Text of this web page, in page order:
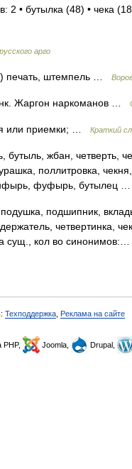
2 • бутылка (48) • чека
арго
печать, штемпель …
Жаргон наркоманов …
или приемки; … Краткий
бутыль, жбан, четверть,
поллитровка,
фуфырь, бутылец
подшипник,
четвертинка,
сущ., кол во
Техподдержка Реклама на сайте
PHP, Joomla, Drupal,